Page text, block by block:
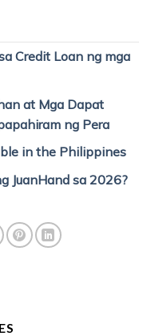
Credit Loan ng mga
at Mga Dapat
ng Pera
in the Philippines
JuanHand sa 2026?